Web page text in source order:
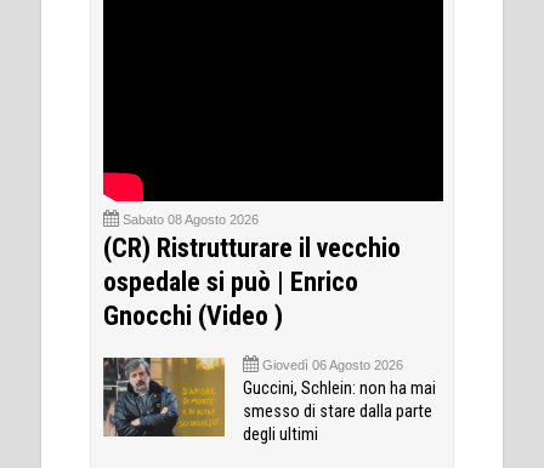
Sabato 08 Agosto 2026
(CR) Ristrutturare il vecchio
ospedale si può | Enrico
Gnocchi (Video )
Giovedì 06 Agosto 2026
Guccini, Schlein: non ha mai
smesso di stare dalla parte
degli ultimi